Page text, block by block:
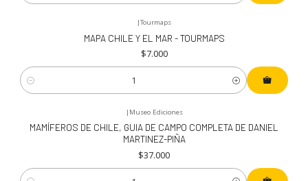
|Tourmaps
MAPA CHILE Y EL MAR - TOURMAPS
$7.000
Cantidad
| Museo Ediciones
MAMÍFEROS DE CHILE, GUIA DE CAMPO COMPLETA DE DANIEL
MARTINEZ-PIÑA
$37.000